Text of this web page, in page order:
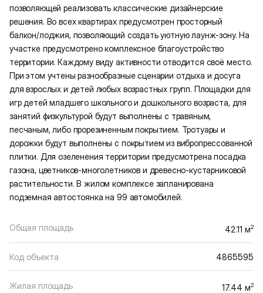
позволяющей реализовать классические дизайнерские
решения. Во всех квартирах предусмотрен просторный
балкон/лоджия, позволяющий создать уютную лаунж-зону. На
участке предусмотрено комплексное благоустройство
территории. Каждому виду активности отводится своё место.
При этом учтены разнообразные сценарии отдыха и досуга
для взрослых и детей любых возрастных групп. Площадки для
игр детей младшего школьного и дошкольного возраста, для
занятий физкультурой будут выполнены с травяным,
песчаным, либо прорезиненным покрытием. Тротуары и
дорожки будут выполнены с покрытием из вибропрессованной
плитки. Для озеленения территории предусмотрена посадка
газона, цветников-многолетников и древесно-кустарниковой
растительности. В жилом комплексе запланирована
подземная автостоянка на 99 автомобилей.
Общая площадь 42.11 м2
Код объекта 4865595
Жилая площадь 17.44 м2